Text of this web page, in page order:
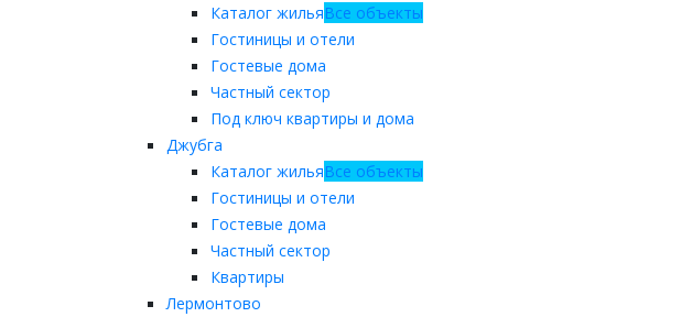
Каталог жильяВсе объекты
Гостиницы и отели
Гостевые дома
Частный сектор
Под ключ квартиры и дома
Джубга
Каталог жильяВсе объекты
Гостиницы и отели
Гостевые дома
Частный сектор
Квартиры
Лермонтово